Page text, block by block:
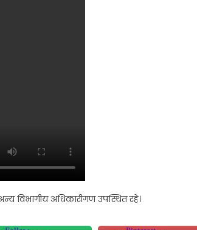
विभागीय अधिकारीगण उपस्थित रहे।